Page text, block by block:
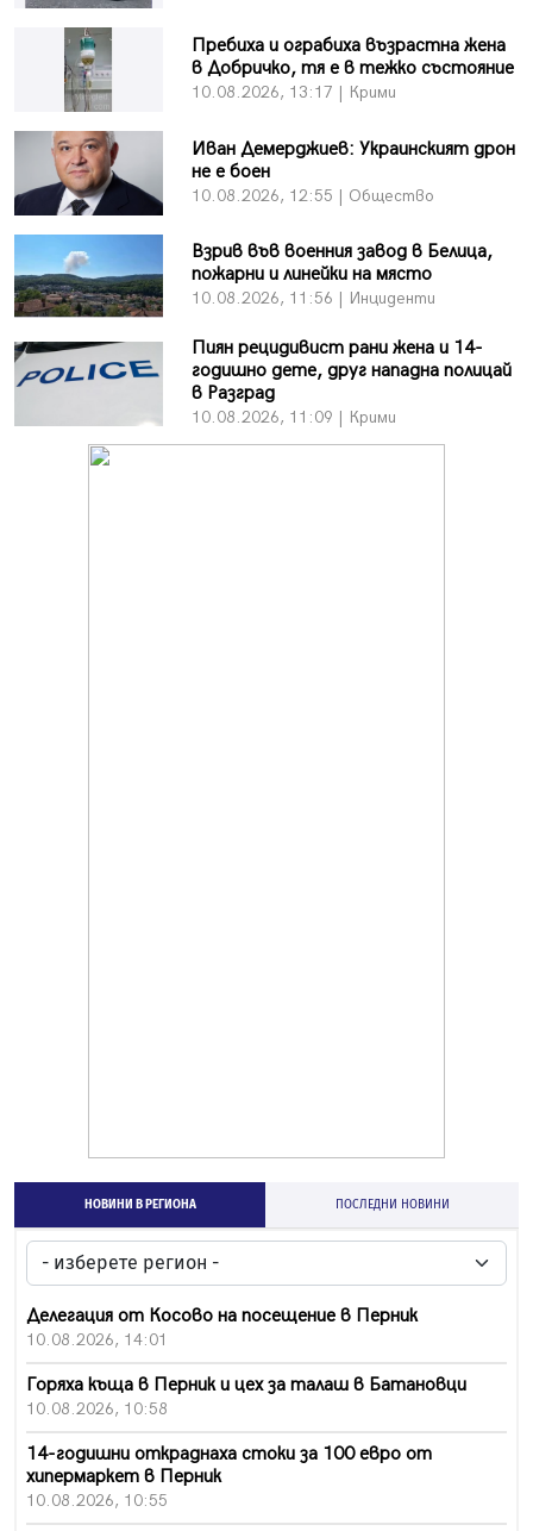
Пребиха и ограбиха възрастна жена
в Добричко, тя е в тежко състояние
10.08.2026, 13:17 | Крими
Иван Демерджиев: Украинският дрон
не е боен
10.08.2026, 12:55 | Общество
Взрив във военния завод в Белица,
пожарни и линейки на място
10.08.2026, 11:56 | Инциденти
Пиян рецидивист рани жена и 14-
годишно дете, друг нападна полицай
в Разград
10.08.2026, 11:09 | Крими
НОВИНИ В РЕГИОНА ПОСЛЕДНИ НОВИНИ
Делегация от Косово на посещение в Перник
10.08.2026, 14:01
Горяха къща в Перник и цех за талаш в Батановци
10.08.2026, 10:58
14-годишни откраднаха стоки за 100 евро от
хипермаркет в Перник
10.08.2026, 10:55